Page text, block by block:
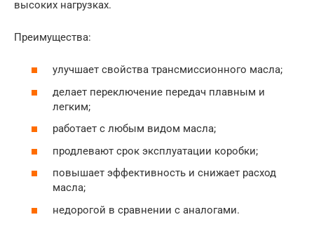
высоких нагрузках.
Преимущества:
улучшает свойства трансмиссионного масла;
делает переключение передач плавным и
легким;
работает с любым видом масла;
продлевают срок эксплуатации коробки;
повышает эффективность и снижает расход
масла;
недорогой в сравнении с аналогами.